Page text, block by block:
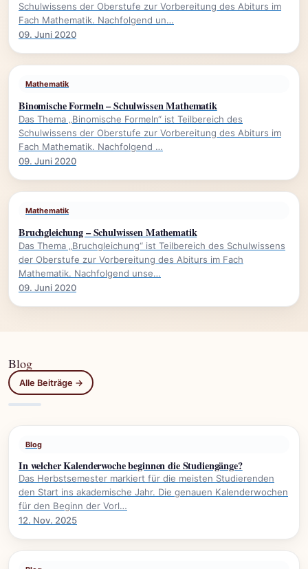
Schulwissens der Oberstufe zur Vorbereitung des Abiturs im
Fach Mathematik. Nachfolgend un…
09. Juni 2020
Mathematik
Binomische Formeln – Schulwissen Mathematik
Das Thema „Binomische Formeln“ ist Teilbereich des
Schulwissens der Oberstufe zur Vorbereitung des Abiturs im
Fach Mathematik. Nachfolgend …
09. Juni 2020
Mathematik
Bruchgleichung – Schulwissen Mathematik
Das Thema „Bruchgleichung“ ist Teilbereich des Schulwissens
der Oberstufe zur Vorbereitung des Abiturs im Fach
Mathematik. Nachfolgend unse…
09. Juni 2020
Blog
Alle Beiträge →
Blog
In welcher Kalenderwoche beginnen die Studiengänge?
Das Herbstsemester markiert für die meisten Studierenden
den Start ins akademische Jahr. Die genauen Kalenderwochen
für den Beginn der Vorl…
12. Nov. 2025